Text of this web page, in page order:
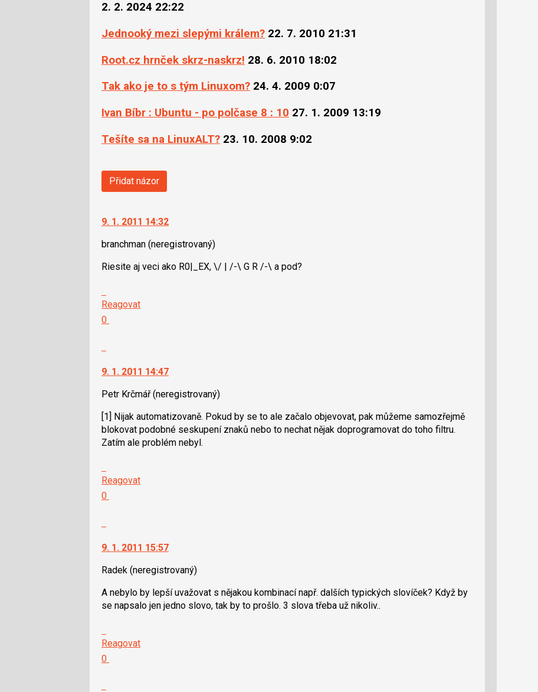
2. 2. 2024 22:22
Jednooký mezi slepými králem? 22. 7. 2010 21:31
Root.cz hrnček skrz-naskrz! 28. 6. 2010 18:02
Tak ako je to s tým Linuxom? 24. 4. 2009 0:07
Ivan Bíbr : Ubuntu - po polčase 8 : 10 27. 1. 2009 13:19
Tešíte sa na LinuxALT? 23. 10. 2008 9:02
Přidat názor
9. 1. 2011 14:32
branchman (neregistrovaný)
Riesite aj veci ako R0|_EX, \/ | /-\ G R /-\ a pod?
na
navigaci
lze
použít
klávesy
N
pro
P
Reagovat
0
jako
9. 1. 2011 14:47
Petr Krčmář (neregistrovaný)
[1] Nijak automatizovaně. Pokud by se to ale začalo objevovat, pak můžeme samozřejmě
blokovat podobné seskupení znaků nebo to nechat nějak doprogramovat do toho filtru.
Zatím ale problém nebyl.
na
navigaci
lze
použít
klávesy
N
a
Reagovat
0
jako
9. 1. 2011 15:57
Radek (neregistrovaný)
A nebylo by lepší uvažovat s nějakou kombinací např. dalších typických slovíček? Když by
se napsalo jen jedno slovo, tak by to prošlo. 3 slova třeba už nikoliv..
na
Reagovat
0